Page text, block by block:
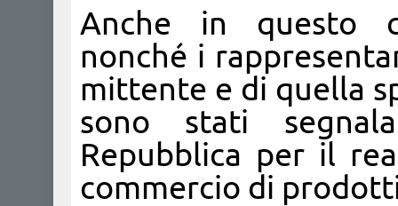
Anche in questo
nonché i
mittente e di quella
sono stati
Repubblica per il
commercio di